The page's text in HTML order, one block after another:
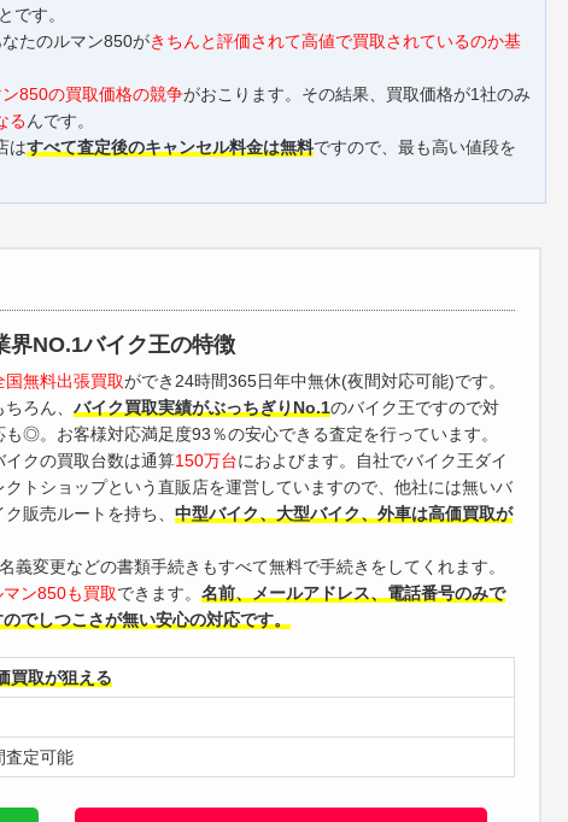
です。
たのルマン850がきちんと評価されて高値で買取されているのか基
ン850の買取価格の競争がおこります。その結果、買取価格が1社のみ
るんです。
はすべて査定後のキャンセル料金は無料ですので、最も高い値段を
界NO.1バイク王の特徴
国無料出張買取ができ24時間365日年中無休(夜間対応可能)です。
ちろん、 バイク買取実績がぶっちぎりNo.1のバイク王ですので対
も◎。お客様対応満足度93％の安心できる査定を行っています。
イクの買取台数は通算150万台におよびます。自社でバイク王ダイ
クトショップという直販店を運営していますので、他社には無いバ
ク販売ルートを持ち、 中型バイク、大型バイク、外車は高価買取が
変更などの書類手続きもすべて無料で手続きをしてくれます。
ン850も買取できます。 名前、メールアドレス、電話番号のみで
でしつこさが無い安心の対応です。
買取が狙える
査定可能